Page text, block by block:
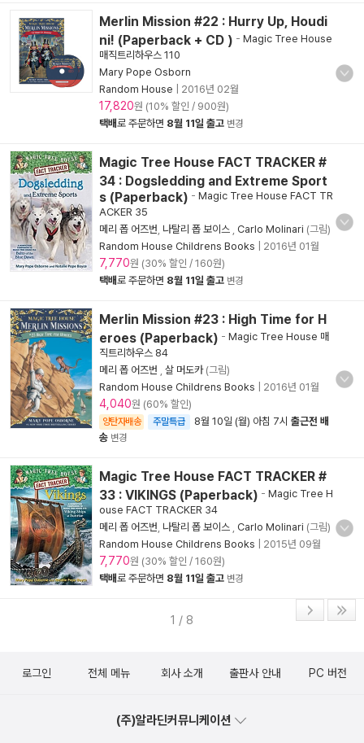
Merlin Mission #22 : Hurry Up, Houdi
ni! (Paperback + CD ) - Magic Tree House
매직트리하우스 110
Mary Pope Osborn
Random House
2016년 02월
17,820원 (10% 할인 / 900원)
택배로 주문하면 8월 11일 출고 변경
Magic Tree House FACT TRACKER #
34 : Dogsledding and Extreme Sport
s (Paperback) - Magic Tree House FACT TR
ACKER 35
메리 폽 어즈번 나탈리 폽 보이스 Carlo Molinari (그림)
Random House Childrens Books
2016년 01월
7,770원 (30% 할인 / 160원)
택배로 주문하면 8월 11일 출고 변경
Merlin Mission #23 : High Time for H
eroes (Paperback) - Magic Tree House 매
직트리하우스 84
메리 폽 어즈번
살 머도카(그림)
Random House Childrens Books
2016년 01월
4,040원 (60% 할인)
양탄자배송 주말특급 8월 10일 (월) 아침 7시 출근전 배
송 변경
Magic Tree House FACT TRACKER #
33 : VIKINGS (Paperback) - Magic Tree H
ouse FACT TRACKER 34
메리 폽 어즈번 나탈리 폽 보이스 Carlo Molinari (그림)
Random House Childrens Books
2015년 09월
7,770원 (30% 할인 / 160원)
택배로 주문하면 8월 11일 출고 변경
1 / 8
로그인 전체 메뉴 회사 소개 출판사 안내 PC 버전
(주)알라딘커뮤니케이션